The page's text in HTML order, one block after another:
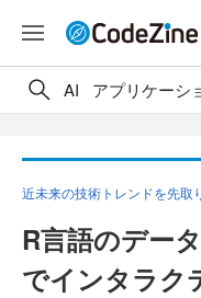
AI アプリケーシ
近未来の技術トレンドを先取
R言語のデー
でインタラク